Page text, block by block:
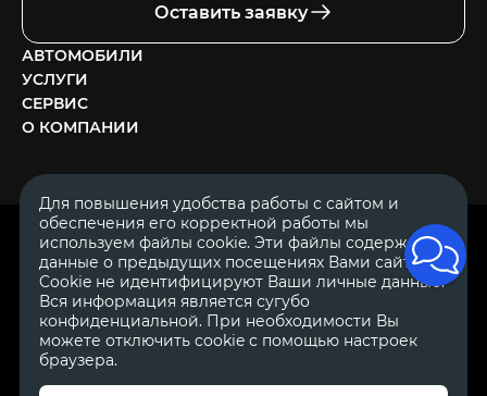
Оставить заявку
АВТОМОБИЛИ
УСЛУГИ
СЕРВИС
О КОМПАНИИ
© 2007—2026 «Диалог Авто» — автосалон. Все права защищены.
Обращаем Ваше внимание на то, что данный Интернет-сайт
носит исключительно информационный характер и ни при
каких условиях не является публичной офертой, определяемой
положениями Статьи 437 Гражданского Кодекса Российской
Федерации.Для получения подробной информации о
ОГРН 1111644005153
ИНН 1644062657
Для повышения удобства работы с сайтом и
обеспечения его корректной работы мы
используем файлы cookie. Эти файлы содержат
данные о предыдущих посещениях Вами сайта.
Cookie не идентифицируют Ваши личные данные.
Вся информация является сугубо
конфиденциальной. При необходимости Вы
можете отключить cookie с помощью настроек
браузера.